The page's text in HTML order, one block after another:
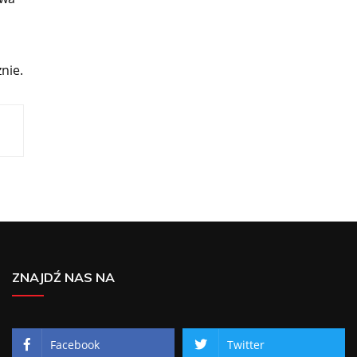
ZNAJDŹ NAS NA
Facebook Twitter